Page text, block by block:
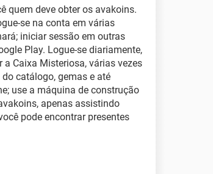
quem deve obter os avakoins.
se na conta em várias
iniciar sessão em outras
Play. Logue-se diariamente,
Caixa Misteriosa, várias vezes
catálogo, gemas e até
use a máquina de construção
apenas assistindo
pode encontrar presentes